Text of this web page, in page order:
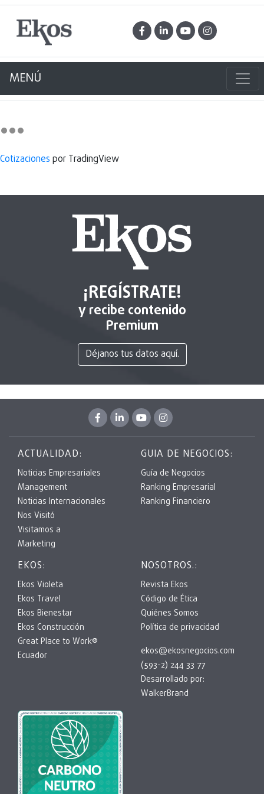
MENÚ
Cotizaciones por TradingView
¡REGÍSTRATE!
y recibe contenido
Premium
Déjanos tus datos aquí.
ACTUALIDAD:
Noticias Empresariales
Management
Noticias Internacionales
Nos Visitó
Visitamos a
Marketing
GUIA DE NEGOCIOS:
Guía de Negocios
Ranking Empresarial
Ranking Financiero
EKOS:
Ekos Violeta
Ekos Travel
Ekos Bienestar
Ekos Construcción
Great Place to Work®
Ecuador
NOSOTROS.:
Revista Ekos
Código de Ética
Quiénes Somos
Política de privacidad
ekos@ekosnegocios.com
(593-2) 244 33 77
Desarrollado por:
WalkerBrand